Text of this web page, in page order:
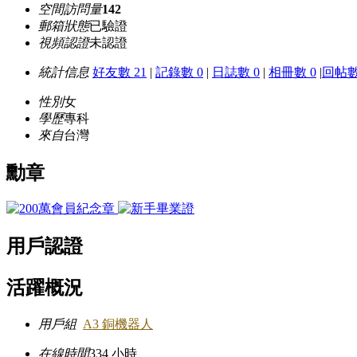
空間訪問量142
郵箱狀態已驗證
視頻認證未認證
統計信息 好友數 21 | 記錄數 0 | 日誌數 0 | 相冊數 0 |回帖
性別女
學歷專科
來自台灣
勳章
用戶認證
活躍概況
用戶組 A3 銅機器人
在線時間334 小時